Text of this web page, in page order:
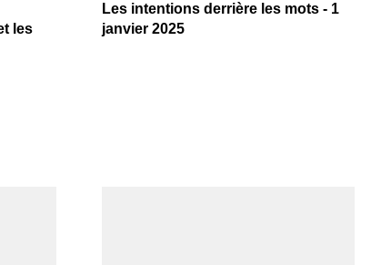
les
Les intentions derrière les mots - 1
janvier 2025